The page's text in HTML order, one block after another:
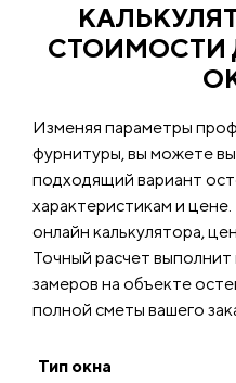
СТОИМОСТИ
Изменяя параметры
фурнитуры, вы можете
подходящий вариант
характеристикам и
онлайн калькулятора,
Точный расчет
замеров на объекте
полной сметы вашего
Тип окна